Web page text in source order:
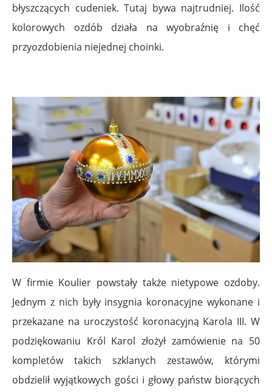
błyszczących cudeniek. Tutaj bywa najtrudniej. Ilość
kolorowych ozdób działa na wyobraźnię i chęć
przyozdobienia niejednej choinki.
W firmie Koulier powstały także nietypowe ozdoby.
Jednym z nich były insygnia koronacyjne wykonane i
przekazane na uroczystość koronacyjną Karola III. W
podziękowaniu Król Karol złożył zamówienie na 50
kompletów takich szklanych zestawów, którymi
obdzielił wyjątkowych gości i głowy państw biorących